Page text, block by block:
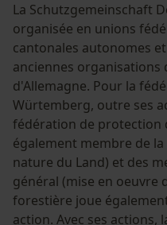
La Schutzgemeinschaft
organisée en unions
cantonales autonomes
anciennes
d'Allemagne. Pour la
Würtemberg, outre ses
fédération de protection
également membre de
nature du Land) et des
général (mise en oeuvre
forestière joue
action. Avec ses actions,
Loop54
Page
Panier
Géo-IP
Vidéos
Google